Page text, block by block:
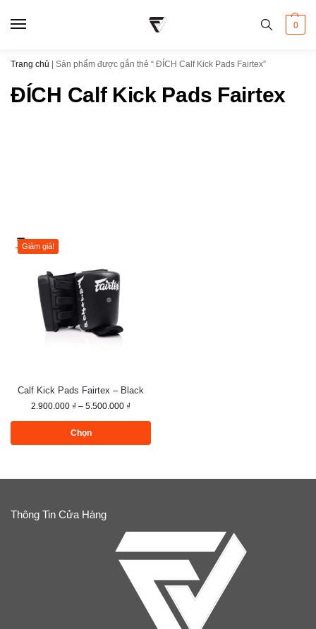
0
Trang chủ Sản phẩm được gắn thẻ “ ĐÍCH Calf Kick Pads Fairtex”
ĐÍCH Calf Kick Pads Fairtex
Giảm giá!
Calf Kick Pads Fairtex – Black
2.900.000 ₫ – 5.500.000 ₫
Chọn
Thông Tin Cửa Hàng